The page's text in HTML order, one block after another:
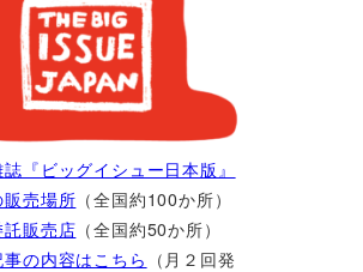
誌『ビッグイシュー日本版』
販売場所 （全国約100か所）
託販売店 （全国約50か所）
事の内容はこちら （月２回発